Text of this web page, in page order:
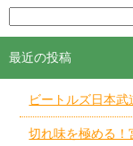
最近の投稿
ビートルズ日本
切れ味を極める